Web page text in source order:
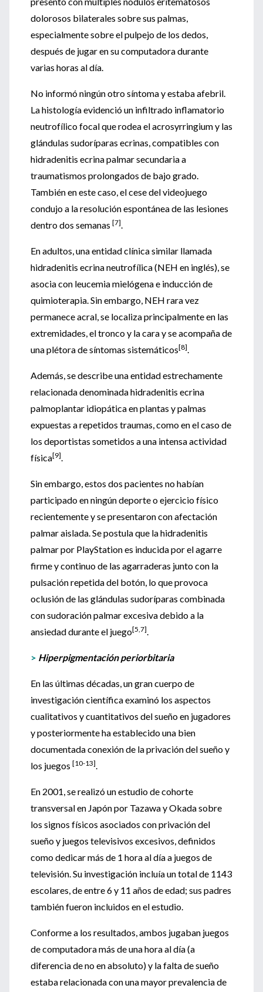
dolorosos bilaterales sobre sus palmas,
especialmente sobre el pulpejo de los dedos,
después de jugar en su computadora durante
varias horas al día.
No informó ningún otro síntoma y estaba afebril.
La histología evidenció un infiltrado inflamatorio
neutrofílico focal que rodea el acrosyrringium y las
glándulas sudoríparas ecrinas, compatibles con
hidradenitis ecrina palmar secundaria a
traumatismos prolongados de bajo grado.
También en este caso, el cese del videojuego
condujo a la resolución espontánea de las lesiones
dentro dos semanas [7].
En adultos, una entidad clínica similar llamada
hidradenitis ecrina neutrofílica (NEH en inglés), se
asocia con leucemia mielógena e inducción de
quimioterapia. Sin embargo, NEH rara vez
permanece acral, se localiza principalmente en las
extremidades, el tronco y la cara y se acompaña de
una plétora de síntomas sistemáticos[8].
Además, se describe una entidad estrechamente
relacionada denominada hidradenitis ecrina
palmoplantar idiopática en plantas y palmas
expuestas a repetidos traumas, como en el caso de
los deportistas sometidos a una intensa actividad
física[9].
Sin embargo, estos dos pacientes no habían
participado en ningún deporte o ejercicio físico
recientemente y se presentaron con afectación
palmar aislada. Se postula que la hidradenitis
palmar por PlayStation es inducida por el agarre
firme y continuo de las agarraderas junto con la
pulsación repetida del botón, lo que provoca
oclusión de las glándulas sudoríparas combinada
con sudoración palmar excesiva debido a la
ansiedad durante el juego[5,7].
> Hiperpigmentación periorbitaria
En las últimas décadas, un gran cuerpo de
investigación científica examinó los aspectos
cualitativos y cuantitativos del sueño en jugadores
y posteriormente ha establecido una bien
documentada conexión de la privación del sueño y
los juegos [10-13].
En 2001, se realizó un estudio de cohorte
transversal en Japón por Tazawa y Okada sobre
los signos físicos asociados con privación del
sueño y juegos televisivos excesivos, definidos
como dedicar más de 1 hora al día a juegos de
televisión. Su investigación incluía un total de 1143
escolares, de entre 6 y 11 años de edad; sus padres
también fueron incluidos en el estudio.
Conforme a los resultados, ambos jugaban juegos
de computadora más de una hora al día (a
diferencia de no en absoluto) y la falta de sueño
estaba relacionada con una mayor prevalencia de